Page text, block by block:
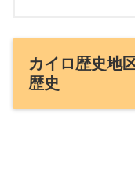
カイロ歴史地
歴史